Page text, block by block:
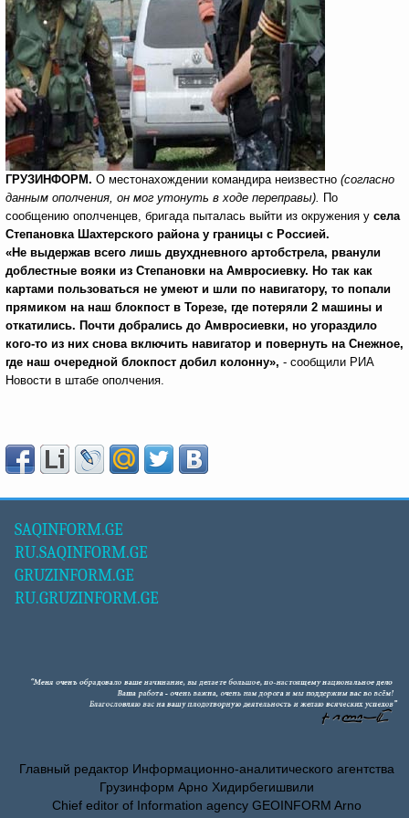
ГРУЗИНФОРМ. О местонахождении командира неизвестно (согласно
данным ополчения, он мог утонуть в ходе переправы). По
сообщению ополченцев, бригада пыталась выйти из окружения у села
Степановка Шахтерского района у границы с Россией.
«Не выдержав всего лишь двухдневного артобстрела, рванули
доблестные вояки из Степановки на Амвросиевку. Но так как
картами пользоваться не умеют и шли по навигатору, то попали
прямиком на наш блокпост в Торезе, где потеряли 2 машины и
откатились. Почти добрались до Амвросиевки, но угораздило
кого-то из них снова включить навигатор и повернуть на Снежное,
где наш очередной блокпост добил колонну», - сообщили РИА
Новости в штабе ополчения.
SAQINFORM.GE
RU.SAQINFORM.GE
GRUZINFORM.GE
RU.GRUZINFORM.GE
Главный редактор Информационно-аналитического агентства
Грузинформ Арно Хидирбегишвили
Chief editor of Information agency GEOINFORM Arno